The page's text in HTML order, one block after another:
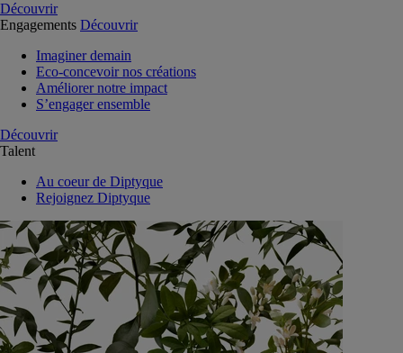
Découvrir
Engagements Découvrir
Imaginer demain
Eco-concevoir nos créations
Améliorer notre impact
S’engager ensemble
Découvrir
Talent
Au coeur de Diptyque
Rejoignez Diptyque